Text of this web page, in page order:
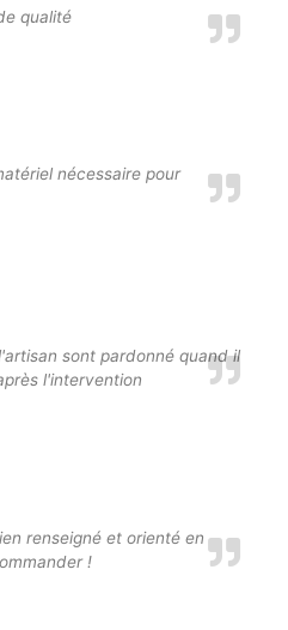
qualité
nécessaire pour
sont pardonné quand il
l'intervention
renseigné et orienté en
!